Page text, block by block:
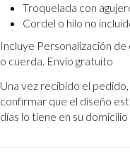
Troquelada con
Cordel o hilo no
Incluye Personalización
o cuerda. Envío gratuito
Una vez recibido el
confirmar que el diseño
días lo tiene en su